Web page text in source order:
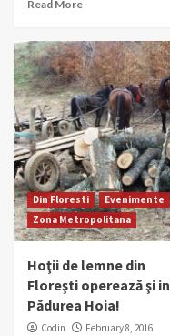
Read More
Din Floresti
Evenimente
Zona Metropolitana
Hoţii de lemne din
Floreşti operează şi in
Pădurea Hoia!
Codin February 8, 2016